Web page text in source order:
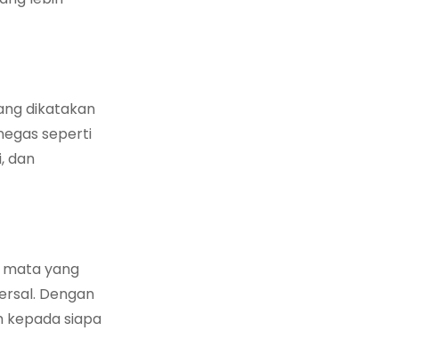
dikatakan
seperti
dan
mata yang
Dengan
kepada siapa